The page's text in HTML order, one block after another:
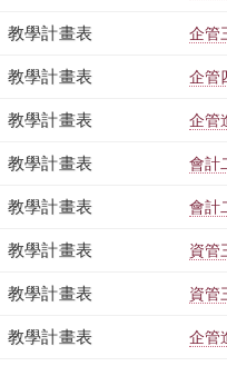
教學計畫表 企管
教學計畫表 企管
教學計畫表 企管
教學計畫表 會計
教學計畫表 會計
教學計畫表 資管
教學計畫表 資管
教學計畫表 企管